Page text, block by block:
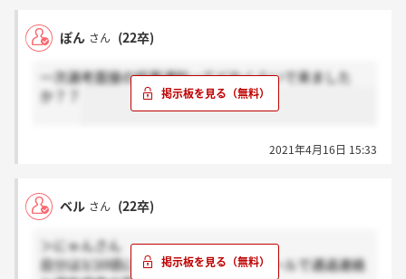
ぽん さん (22卒)
一次選考面接の結果通知ってどれくらいで来ました
か？？
2021年4月16日 15:33
ベル さん (22卒)
＞にゃんさん
自分は3/20頃に提出して、２日後にメールで通過連絡